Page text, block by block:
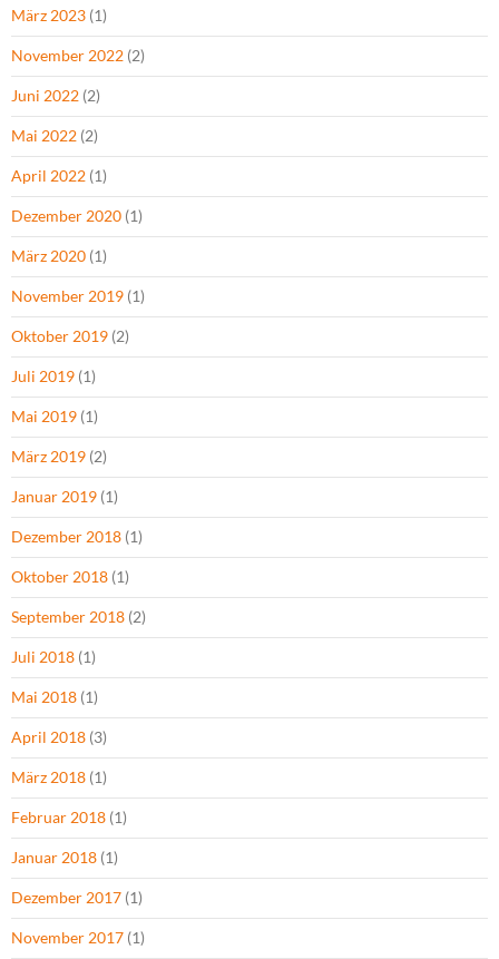
März 2023 (1)
November 2022 (2)
Juni 2022 (2)
Mai 2022 (2)
April 2022 (1)
Dezember 2020 (1)
März 2020 (1)
November 2019 (1)
Oktober 2019 (2)
Juli 2019 (1)
Mai 2019 (1)
März 2019 (2)
Januar 2019 (1)
Dezember 2018 (1)
Oktober 2018 (1)
September 2018 (2)
Juli 2018 (1)
Mai 2018 (1)
April 2018 (3)
März 2018 (1)
Februar 2018 (1)
Januar 2018 (1)
Dezember 2017 (1)
November 2017 (1)